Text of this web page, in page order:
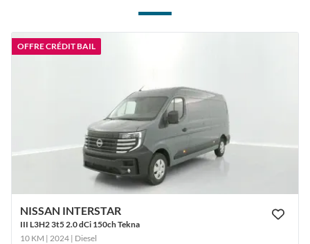
OFFRE CRÉDIT BAIL
NISSAN INTERSTAR
III L3H2 3t5 2.0 dCi 150ch Tekna
10 KM | 2024 | Diesel